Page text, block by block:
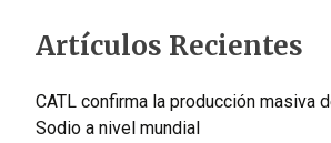
Artículos Recientes
CATL confirma la producción masiva
Sodio a nivel mundial